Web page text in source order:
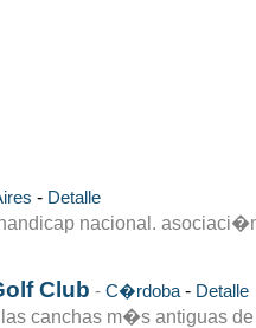
- Detalle
nacional.
Club - C�rdoba - Detalle
canchas m�s antiguas